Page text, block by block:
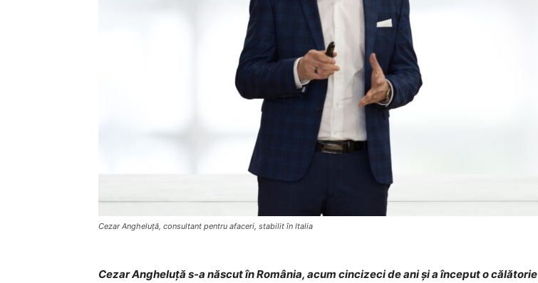
Cezar Angheluță, consultant pentru afaceri, stabilit în Italia
Cezar Angheluță s-a născut în România, acum cincizeci de ani și a început o călătorie